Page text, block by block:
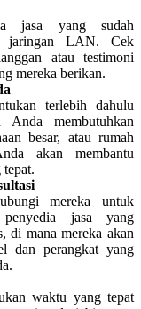
jasa yang sudah
jaringan LAN. Cek
atau testimoni
mereka berikan.
terlebih dahulu
membutuhkan
besar, atau rumah
akan membantu
mereka untuk
jasa yang
di mana mereka akan
dan perangkat yang
waktu yang tepat